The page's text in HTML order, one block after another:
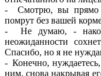
- Смотрю, вы прямо
помрут без вашей
- Не думаю, -
неожиданности
Спасибо, но я не
- Конечно, нуждаетесь,
ним, снова накрывая